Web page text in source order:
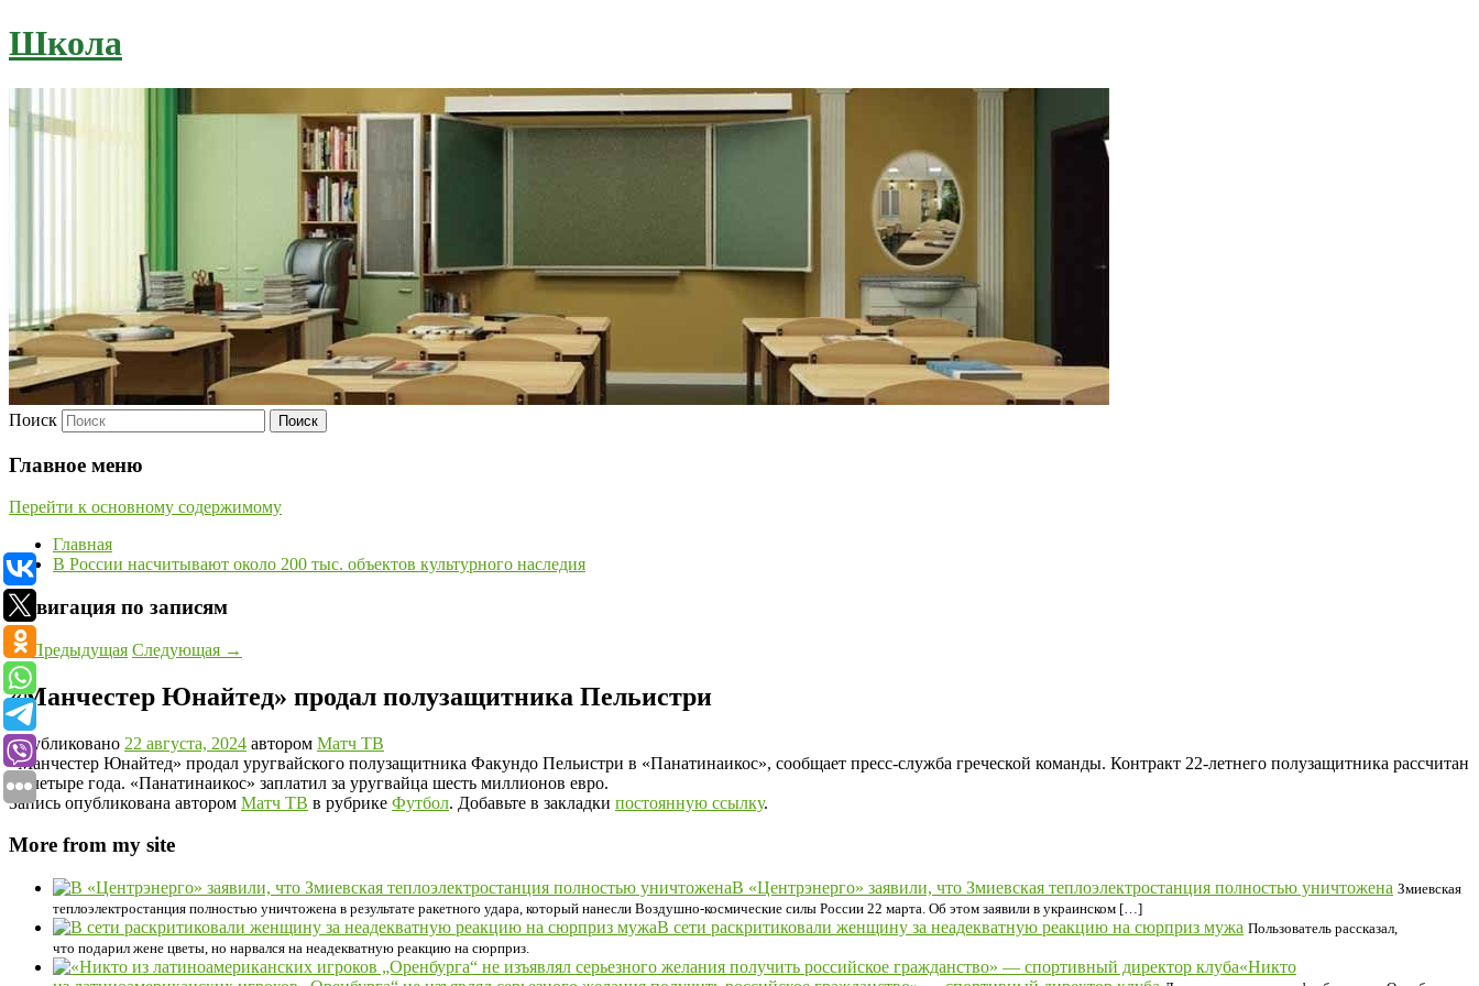
Школа
Поиск
Главное меню
Перейти к основному содержимому
Главная
В России насчитывают около 200 тыс. объектов культурного наследия
Навигация по записям
←Предыдущая Следующая →
«Манчестер Юнайтед» продал полузащитника Пельистри
Опубликовано 22 августа, 2024 автором Матч ТВ
«Манчестер Юнайтед» продал уругвайского полузащитника Факундо Пельистри в «Панатинаикос», сообщает пресс‑служба греческой команды. Контракт 22‑летнего полузащитника рассчитан
на четыре года. «Панатинаикос» заплатил за уругвайца шесть миллионов евро.
Запись опубликована автором Матч ТВ в рубрике Футбол. Добавьте в закладки постоянную ссылку.
More from my site
В «Центрэнерго» заявили, что Змиевская теплоэлектростанция полностью уничтожена Змиевская
теплоэлектростанция полностью уничтожена в результате ракетного удара, который нанесли Воздушно-космические силы России 22 марта. Об этом заявили в украинском […]
В сети раскритиковали женщину за неадекватную реакцию на сюрприз мужа Пользователь рассказал,
что подарил жене цветы, но нарвался на неадекватную реакцию на сюрприз.
«Никто